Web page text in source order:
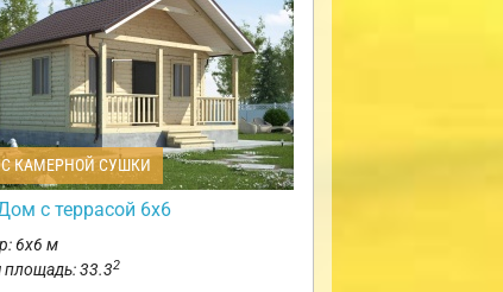
КАМЕРНОЙ СУШКИ
с террасой 6х6
6х6 м
33.32